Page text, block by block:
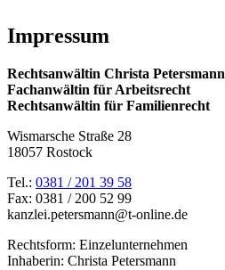
Impressum
Rechtsanwältin Christa Petersmann
Fachanwältin für Arbeitsrecht
Rechtsanwältin für Familienrecht
Wismarsche Straße 28
18057 Rostock
Tel.: 0381 / 201 39 58
Fax: 0381 / 200 52 99
kanzlei.petersmann@t-online.de
Rechtsform: Einzelunternehmen
Inhaberin: Christa Petersmann